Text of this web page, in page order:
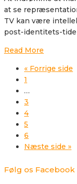
at se
TV kan være
post-identitets-
Read More
« Forrige side
1
…
3
4
5
6
Næste side »
Følg os Facebook